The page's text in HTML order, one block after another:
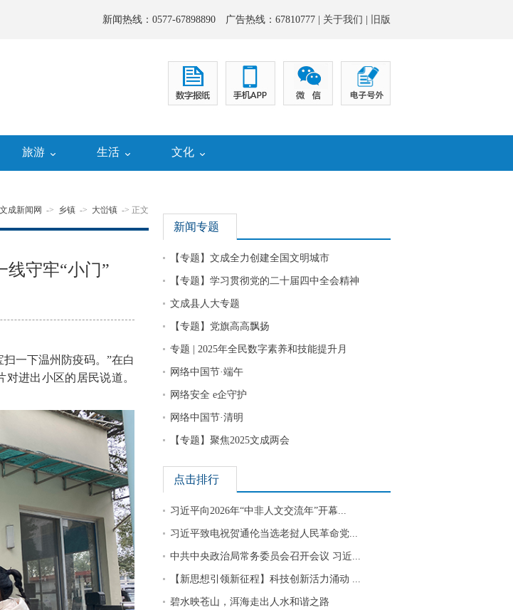
新闻热线：0577-67898890 广告热线：67810777 | 关于我们 旧版
旅游 生活 文化
文成新闻网 -> 乡镇 -> 大峃镇 -> 正文
线守牢“小门”
一下温州防疫码。”在白
进出小区的居民说道。
新闻专题
【专题】文成全力创建全国文明城市
【专题】学习贯彻党的二十届四中全会精神
文成县人大专题
【专题】党旗高高飘扬
专题 | 2025年全民数字素养和技能提升月
网络中国节·端午
网络安全 e企守护
网络中国节·清明
【专题】聚焦2025文成两会
点击排行
习近平向2026年“中非人文交流年”开幕...
习近平致电祝贺通伦当选老挝人民革命党...
中共中央政治局常务委员会召开会议 习近...
【新思想引领新征程】科技创新活力涌动 ...
碧水映苍山，洱海走出人水和谐之路